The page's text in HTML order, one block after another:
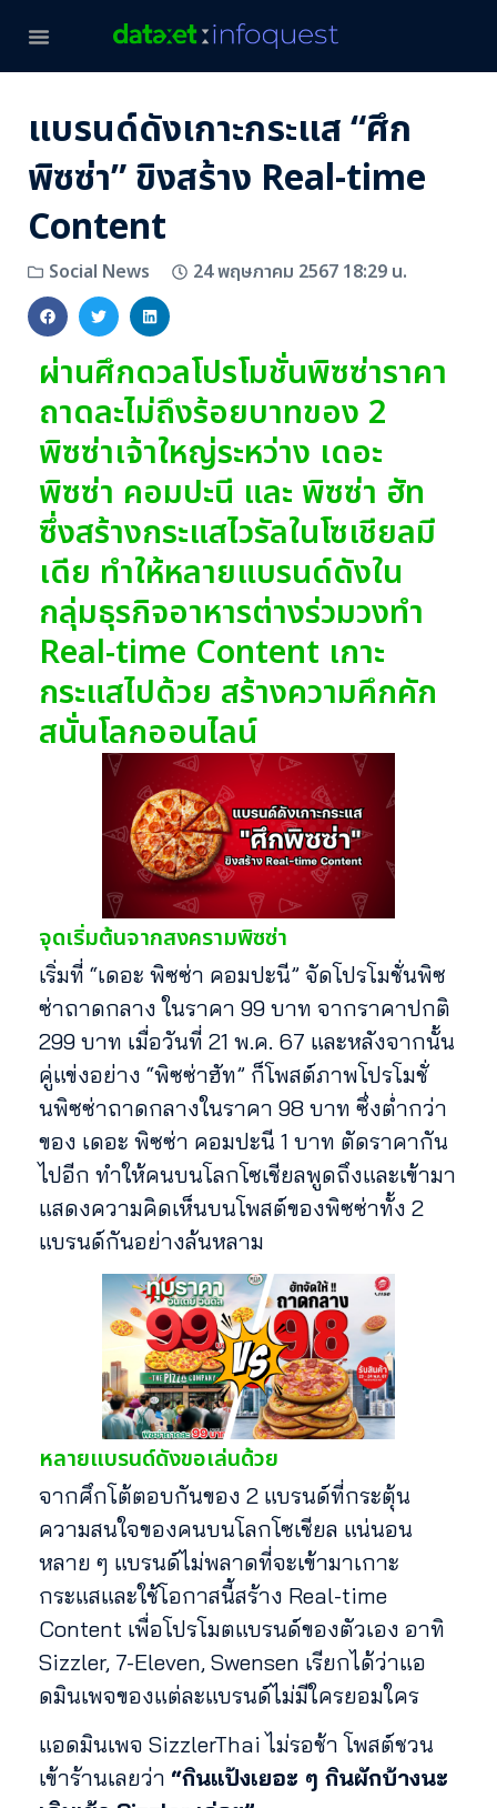
แบรนด์ดังเกาะกระแส “ศึก
พิซซ่า” ขิงสร้าง Real-time
Content
Social News 24 พฤษภาคม 2567 18:29 น.
ผ่านศึกดวลโปรโมชั่นพิซซ่าราคา
ถาดละไม่ถึงร้อยบาทของ 2
พิซซ่าเจ้าใหญ่ระหว่าง เดอะ
พิซซ่า คอมปะนี และ พิซซ่า ฮัท
ซึ่งสร้างกระแสไวรัลในโซเชียลมี
เดีย ทำให้หลายแบรนด์ดังใน
กลุ่มธุรกิจอาหารต่างร่วมวงทำ
Real-time Content เกาะ
กระแสไปด้วย สร้างความคึกคัก
สนั่นโลกออนไลน์
จุดเริ่มต้นจากสงครามพิซซ่า
เริ่มที่ “เดอะ พิซซ่า คอมปะนี” จัดโปรโมชั่นพิซ
ซ่าถาดกลาง ในราคา 99 บาท จากราคาปกติ
299 บาท เมื่อวันที่ 21 พ.ค. 67 และหลังจากนั้น
คู่แข่งอย่าง “พิซซ่าฮัท” ก็โพสต์ภาพโปรโมชั่
นพิซซ่าถาดกลางในราคา 98 บาท ซึ่งต่ำกว่า
ของ เดอะ พิซซ่า คอมปะนี 1 บาท ตัดราคากัน
ไปอีก ทำให้คนบนโลกโซเชียลพูดถึงและเข้ามา
แสดงความคิดเห็นบนโพสต์ของพิซซ่าทั้ง 2
แบรนด์กันอย่างล้นหลาม
หลายแบรนด์ดังขอเล่นด้วย
จากศึกโต้ตอบกันของ 2 แบรนด์ที่กระตุ้น
ความสนใจของคนบนโลกโซเชียล แน่นอน
หลาย ๆ แบรนด์ไม่พลาดที่จะเข้ามาเกาะ
กระแสและใช้โอกาสนี้สร้าง Real-time
Content เพื่อโปรโมตแบรนด์ของตัวเอง อาทิ
Sizzler, 7-Eleven, Swensen เรียกได้ว่าแอ
ดมินเพจของแต่ละแบรนด์ไม่มีใครยอมใคร
แอดมินเพจ SizzlerThai ไม่รอช้า โพสต์ชวน
เข้าร้านเลยว่า “กินแป้งเยอะ ๆ กินผักบ้างนะ